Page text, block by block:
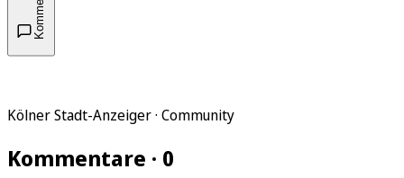
Kölner Stadt-Anzeiger · Community
Kommentare · 0